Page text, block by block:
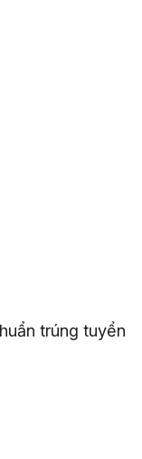
trúng tuyển